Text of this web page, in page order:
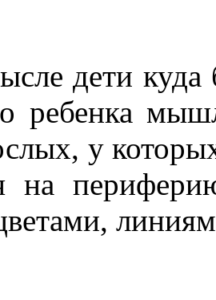
дети куда
ребенка
, у
на
,